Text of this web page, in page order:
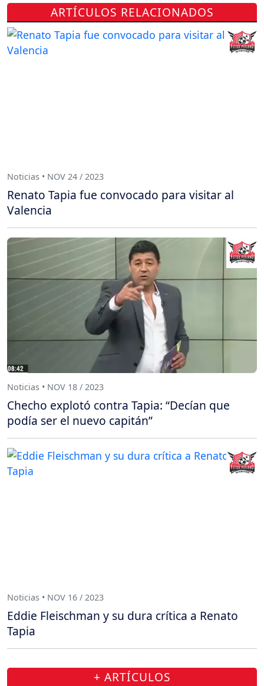
ARTÍCULOS RELACIONADOS
Noticias • NOV 24 / 2023
Renato Tapia fue convocado para visitar al
Valencia
Noticias • NOV 18 / 2023
Checho explotó contra Tapia: “Decían que
podía ser el nuevo capitán”
Noticias • NOV 16 / 2023
Eddie Fleischman y su dura crítica a Renato
Tapia
+ ARTÍCULOS